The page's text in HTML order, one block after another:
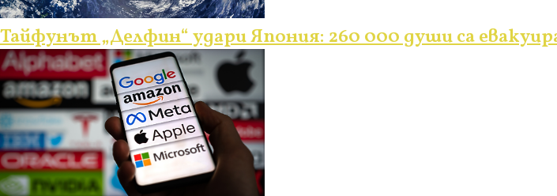
Тайфунът „Делфин“ удари Япония: 260 000 души са